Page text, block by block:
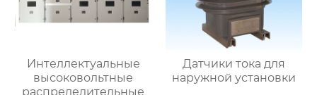
Интеллектуальные
высоковольтные
распределительные
Датчики тока для
наружной установки